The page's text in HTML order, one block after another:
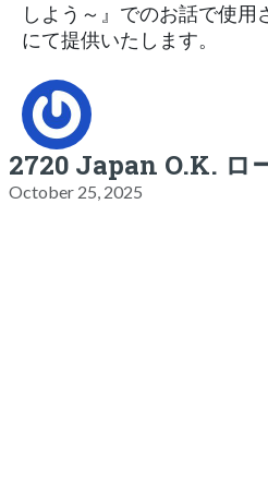
しよう～』でのお話で使用
にて提供いたします。
2720 Japan O.K. ロ
October 25, 2025